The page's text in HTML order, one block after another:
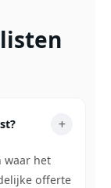
waar het
offerte